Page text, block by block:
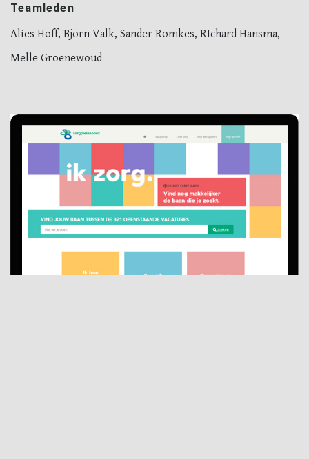
Teamleden
Alies Hoff, Björn Valk, Sander Romkes, RIchard Hansma,
Melle Groenewoud